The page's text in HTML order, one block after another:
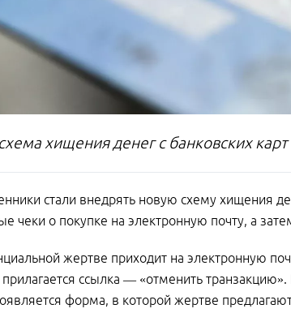
хищения денег с банковских карт
стали внедрять новую схему хищения
чеки о покупке на электронную почту, а
жертве приходит на электронную
ссылка — «отменить
форма, в которой жертве